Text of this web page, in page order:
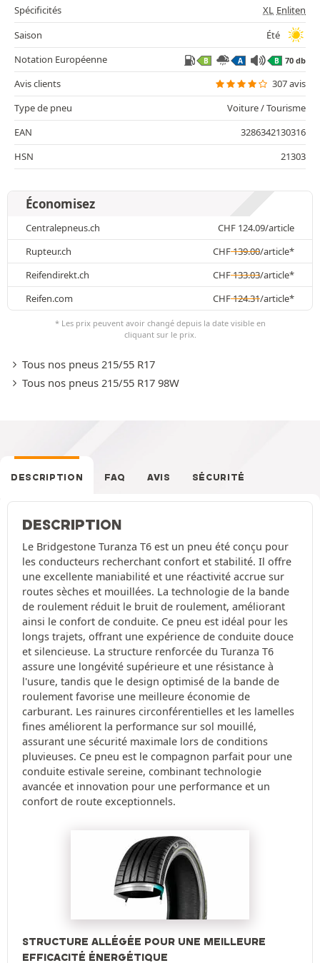
Spécificités XL Enliten
Saison
Été
Notation Européenne
B A B 70 db
Avis clients
307 avis
Type de pneu
Voiture / Tourisme
EAN
3286342130316
HSN
21303
Économisez
Centralepneus.ch CHF 124.09/article
Rupteur.ch
CHF139.00/article*
Reifendirekt.ch
CHF133.03/article*
Reifen.com
CHF124.31/article*
* Les prix peuvent avoir changé depuis la date visible en
cliquant sur le prix.
Tous nos pneus 215/55 R17
Tous nos pneus 215/55 R17 98W
DESCRIPTION FAQ AVIS SÉCURITÉ
DESCRIPTION
Le Bridgestone Turanza T6 est un pneu été conçu pour
les conducteurs recherchant confort et stabilité. Il offre
une excellente maniabilité et une réactivité accrue sur
routes sèches et mouillées. La technologie de la bande
de roulement réduit le bruit de roulement, améliorant
ainsi le confort de conduite. Ce pneu est idéal pour les
longs trajets, offrant une expérience de conduite douce
et silencieuse. La structure renforcée du Turanza T6
assure une longévité supérieure et une résistance à
l'usure, tandis que le design optimisé de la bande de
roulement favorise une meilleure économie de
carburant. Les rainures circonférentielles et les lamelles
fines améliorent la performance sur sol mouillé,
assurant une sécurité maximale lors de conditions
pluvieuses. Ce pneu est le compagnon parfait pour une
conduite estivale sereine, combinant technologie
avancée et innovation pour une performance et un
confort de route exceptionnels.
STRUCTURE ALLÉGÉE POUR UNE MEILLEURE
EFFICACITÉ ÉNERGÉTIQUE